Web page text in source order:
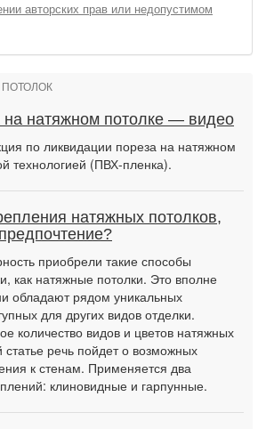
авторских прав или недопустимом
ПОТОЛОК
на натяжном потолке — видео
по ликвидации пореза на натяжном
технологией (ПВХ-пленка).
натяжных потолков,
приобрели такие способы
как натяжные потолки. Это вполне
обладают рядом уникальных
для других видов отделки.
количество видов и цветов натяжных
статье речь пойдет о возможных
к стенам. Применяется два
клиновидные и гарпунные.